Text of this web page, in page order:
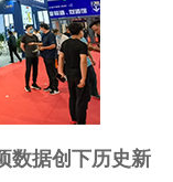
数据创下历史新